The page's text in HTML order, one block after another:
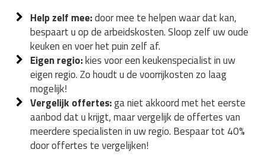
Help zelf mee:door mee te helpen waar dat kan,
bespaart u op de arbeidskosten. Sloop zelf uw oude
keuken en voer het puin zelf af.
Eigen regio:kies voor een keukenspecialist in uw
eigen regio. Zo houdt u de voorrijkosten zo laag
mogelijk!
Vergelijk offertes:ga niet akkoord met het eerste
aanbod dat u krijgt, maar vergelijk de offertes van
meerdere specialisten in uw regio. Bespaar tot 40%
door offertes te vergelijken!